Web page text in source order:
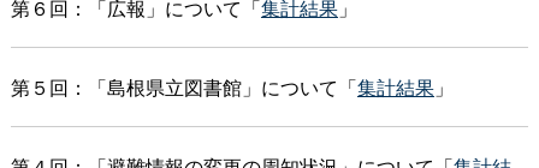
第６回：「広報」について「集計結果」
第５回：「島根県立図書館」について「集計結果」